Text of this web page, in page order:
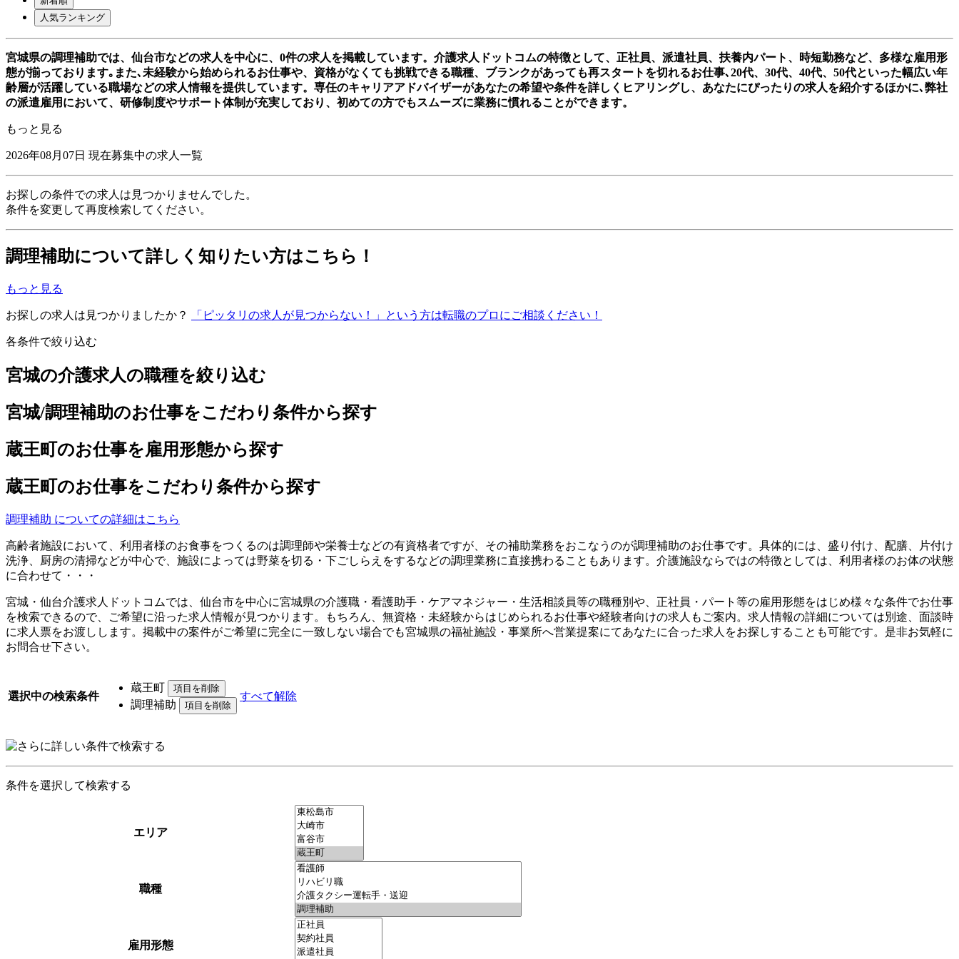
人気ランキング
宮城県の調理補助では、仙台市などの求人を中心に、0件の求人を掲載しています。介護求人ドットコムの特徴として、正社員、派遣社員、扶養内パート、時短勤務など、多様な雇用形
態が揃っております｡また､未経験から始められるお仕事や、資格がなくても挑戦できる職種、ブランクがあっても再スタートを切れるお仕事､20代、30代、40代、50代といった幅広い年
齢層が活躍している職場などの求人情報を提供しています。専任のキャリアアドバイザーがあなたの希望や条件を詳しくヒアリングし、あなたにぴったりの求人を紹介するほかに､弊社
の派遣雇用において、研修制度やサポート体制が充実しており、初めての方でもスムーズに業務に慣れることができます。
もっと見る
2026年08月07日 現在募集中の求人一覧
お探しの条件での求人は見つかりませんでした。
条件を変更して再度検索してください。
調理補助について詳しく知りたい方はこちら！
もっと見る
お探しの求人は見つかりましたか？ 「ピッタリの求人が見つからない！」という方は転職のプロにご相談ください！
各条件で絞り込む
宮城の介護求人の職種を絞り込む
宮城/調理補助のお仕事をこだわり条件から探す
蔵王町のお仕事を雇用形態から探す
蔵王町のお仕事をこだわり条件から探す
調理補助 についての詳細はこちら
高齢者施設において、利用者様のお食事をつくるのは調理師や栄養士などの有資格者ですが、その補助業務をおこなうのが調理補助のお仕事です。具体的には、盛り付け、配膳、片付け
洗浄、厨房の清掃などが中心で、施設によっては野菜を切る・下ごしらえをするなどの調理業務に直接携わることもあります。介護施設ならではの特徴としては、利用者様のお体の状態
に合わせて・・・
宮城・仙台介護求人ドットコムでは、仙台市を中心に宮城県の介護職・看護助手・ケアマネジャー・生活相談員等の職種別や、正社員・パート等の雇用形態をはじめ様々な条件でお仕事
を検索できるので、ご希望に沿った求人情報が見つかります。もちろん、無資格・未経験からはじめられるお仕事や経験者向けの求人もご案内。求人情報の詳細については別途、面談時
に求人票をお渡しします。掲載中の案件がご希望に完全に一致しない場合でも宮城県の福祉施設・事業所へ営業提案にてあなたに合った求人をお探しすることも可能です。是非お気軽に
お問合せ下さい。
選択中の検索条件
蔵王町
調理補助
すべて解除
条件を選択して検索する
エリア
職種
雇用形態